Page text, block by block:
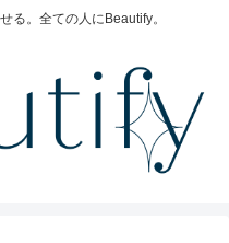
る。全ての人にBeautify。